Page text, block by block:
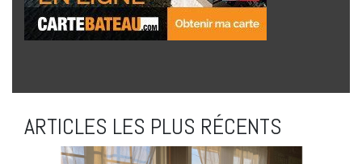
ARTICLES LES PLUS RÉCENTS